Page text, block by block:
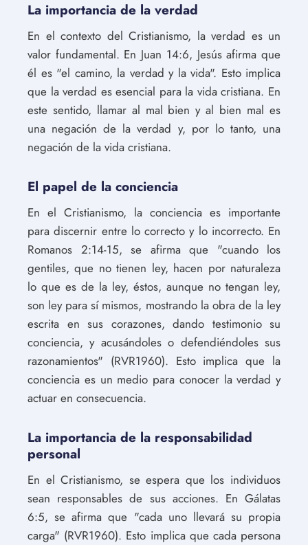
La importancia de la verdad
En el contexto del Cristianismo, la verdad es un
valor fundamental. En Juan 14:6, Jesús afirma que
él es "el camino, la verdad y la vida". Esto implica
que la verdad es esencial para la vida cristiana. En
este sentido, llamar al mal bien y al bien mal es
una negación de la verdad y, por lo tanto, una
negación de la vida cristiana.
El papel de la conciencia
En el Cristianismo, la conciencia es importante
para discernir entre lo correcto y lo incorrecto. En
Romanos 2:14-15, se afirma que "cuando los
gentiles, que no tienen ley, hacen por naturaleza
lo que es de la ley, éstos, aunque no tengan ley,
son ley para sí mismos, mostrando la obra de la ley
escrita en sus corazones, dando testimonio su
conciencia, y acusándoles o defendiéndoles sus
razonamientos" (RVR1960). Esto implica que la
conciencia es un medio para conocer la verdad y
actuar en consecuencia.
La importancia de la responsabilidad
personal
En el Cristianismo, se espera que los individuos
sean responsables de sus acciones. En Gálatas
6:5, se afirma que "cada uno llevará su propia
carga" (RVR1960). Esto implica que cada persona